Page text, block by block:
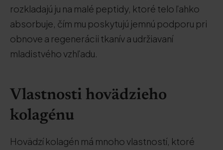
rozkladajú ju na malé peptidy, ktoré telo ľahko
absorbuje, čím mu poskytujú jemnú podporu pri
obnove a regenerácii tkanív a udržiavaní
mladistvého vzhľadu.
Vlastnosti hovädzieho
kolagénu
Hovädzí kolagén má mnoho vlastností, ktoré